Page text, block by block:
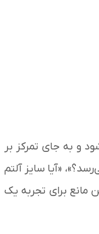
و به جای تمرکز بر
«آیا سایز آلتم
برای تجربه یک